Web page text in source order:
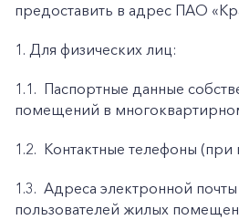
предоставить в адрес ПАО
1. Для физических лиц:
1.1. Паспортные данные
помещений в
1.2. Контактные телефоны (при
1.3. Адреса электронной
пользователей жилых